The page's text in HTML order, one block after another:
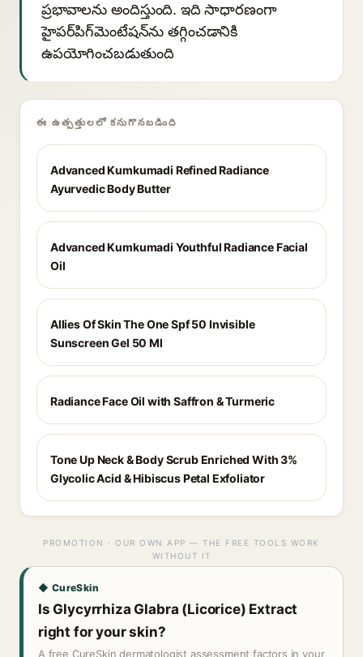
ప్రభావాలను అందిస్తుంది. ఇది సాధారణంగా
హైపర్‌పిగ్‌మెంటేషన్‌ను తగ్గించడానికి
ఉపయోగించబడుతుంది
ఈ ఉత్పత్తులలో కనుగొనబడింది
Advanced Kumkumadi Refined Radiance
Ayurvedic Body Butter
Advanced Kumkumadi Youthful Radiance Facial
Oil
Allies Of Skin The One Spf 50 Invisible
Sunscreen Gel 50 Ml
Radiance Face Oil with Saffron & Turmeric
Tone Up Neck & Body Scrub Enriched With 3%
Glycolic Acid & Hibiscus Petal Exfoliator
PROMOTION · OUR OWN APP — THE FREE TOOLS WORK
WITHOUT IT
◆ CureSkin
Is Glycyrrhiza Glabra (Licorice) Extract
right for your skin?
A free CureSkin dermatologist assessment factors in your